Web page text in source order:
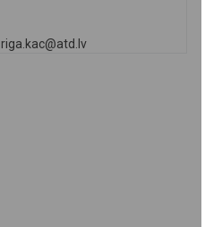
riga.kac@atd.lv